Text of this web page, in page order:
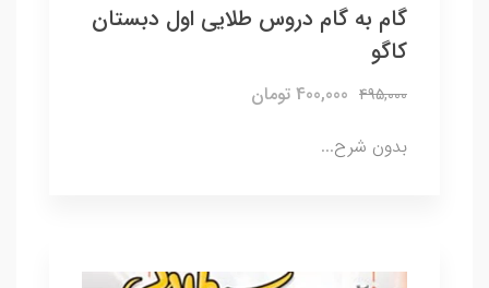
گام به گام دروس طلایی اول دبستان
کاگو
495,000 400,000 تومان
بدون شرح...